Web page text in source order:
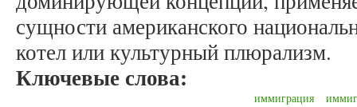
сущности американского
котел или культурный плюрализм.
Ключевые слова:
иммиграция